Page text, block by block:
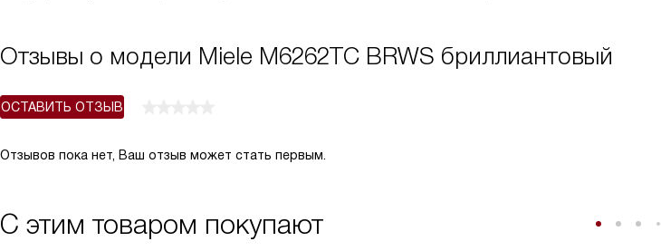
Отзывы о модели Miele M6262TC BRWS бриллиантовый
ОСТАВИТЬ ОТЗЫВ
Отзывов пока нет, Ваш отзыв может стать первым.
С этим товаром покупают